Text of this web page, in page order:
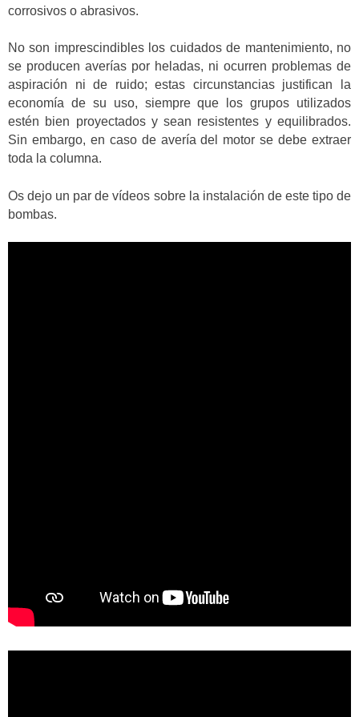
corrosivos o abrasivos.
No son imprescindibles los cuidados de mantenimiento, no
se producen averías por heladas, ni ocurren problemas de
aspiración ni de ruido; estas circunstancias justifican la
economía de su uso, siempre que los grupos utilizados
estén bien proyectados y sean resistentes y equilibrados.
Sin embargo, en caso de avería del motor se debe extraer
toda la columna.
Os dejo un par de vídeos sobre la instalación de este tipo de
bombas.